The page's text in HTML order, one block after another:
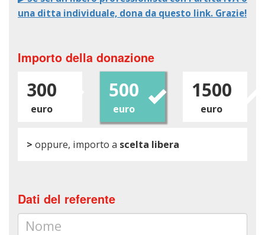
una ditta individuale, dona da questo link. Grazie!
Importo della donazione
300
euro
500
euro
1500
euro
> oppure, importo a scelta libera
Dati del referente
Nome